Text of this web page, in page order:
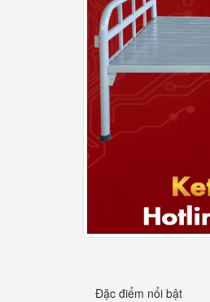
Đặc điểm nổi bật